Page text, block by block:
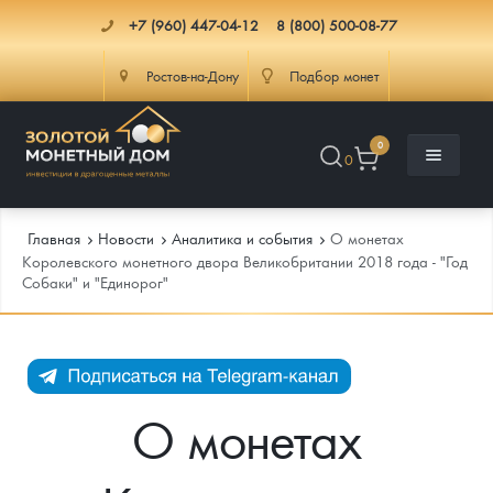
+7 (960) 447-04-12 8 (800) 500-08-77
Ростов-на-Дону Подбор монет
0
0
Каталог
Каталог Монет
Монеты Россия и СССР
Памятные и старинные монеты
Инфо
Подлинность монет
Главная Новости Аналитика и события
О монетах
Королевского монетного двора Великобритании 2018 года - "Год
Cобаки" и "Единорог"
О монетах